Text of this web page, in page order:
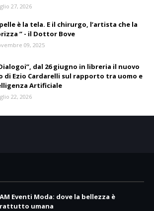
27, 2026
è la tela. E il chirurgo, l’artista che la
” - il Dottor Bove
09, 2025
dal 26 giugno in libreria il nuovo
di Ezio Cardarelli sul rapporto tra uomo e
Artificiale
22, 2026
Eventi Moda: dove la bellezza è
umana